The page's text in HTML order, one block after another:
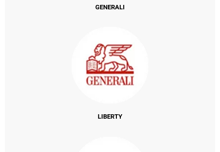
GENERALI
LIBERTY